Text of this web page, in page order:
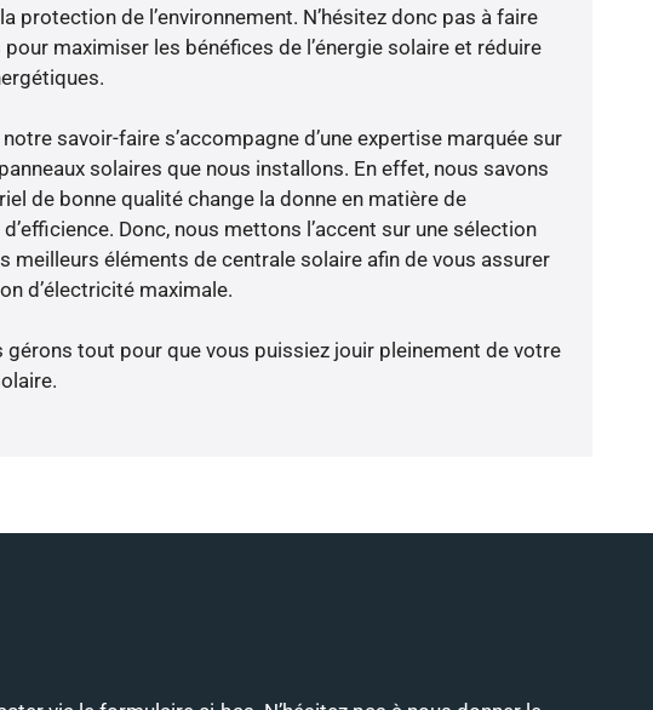
protection de l’environnement. N’hésitez donc pas à faire
pour maximiser les bénéfices de l’énergie solaire et réduire
savoir-faire s’accompagne d’une expertise marquée sur
solaires que nous installons. En effet, nous savons
de bonne qualité change la donne en matière de
Donc, nous mettons l’accent sur une sélection
meilleurs éléments de centrale solaire afin de vous assurer
d’électricité maximale.
gérons tout pour que vous puissiez jouir pleinement de votre